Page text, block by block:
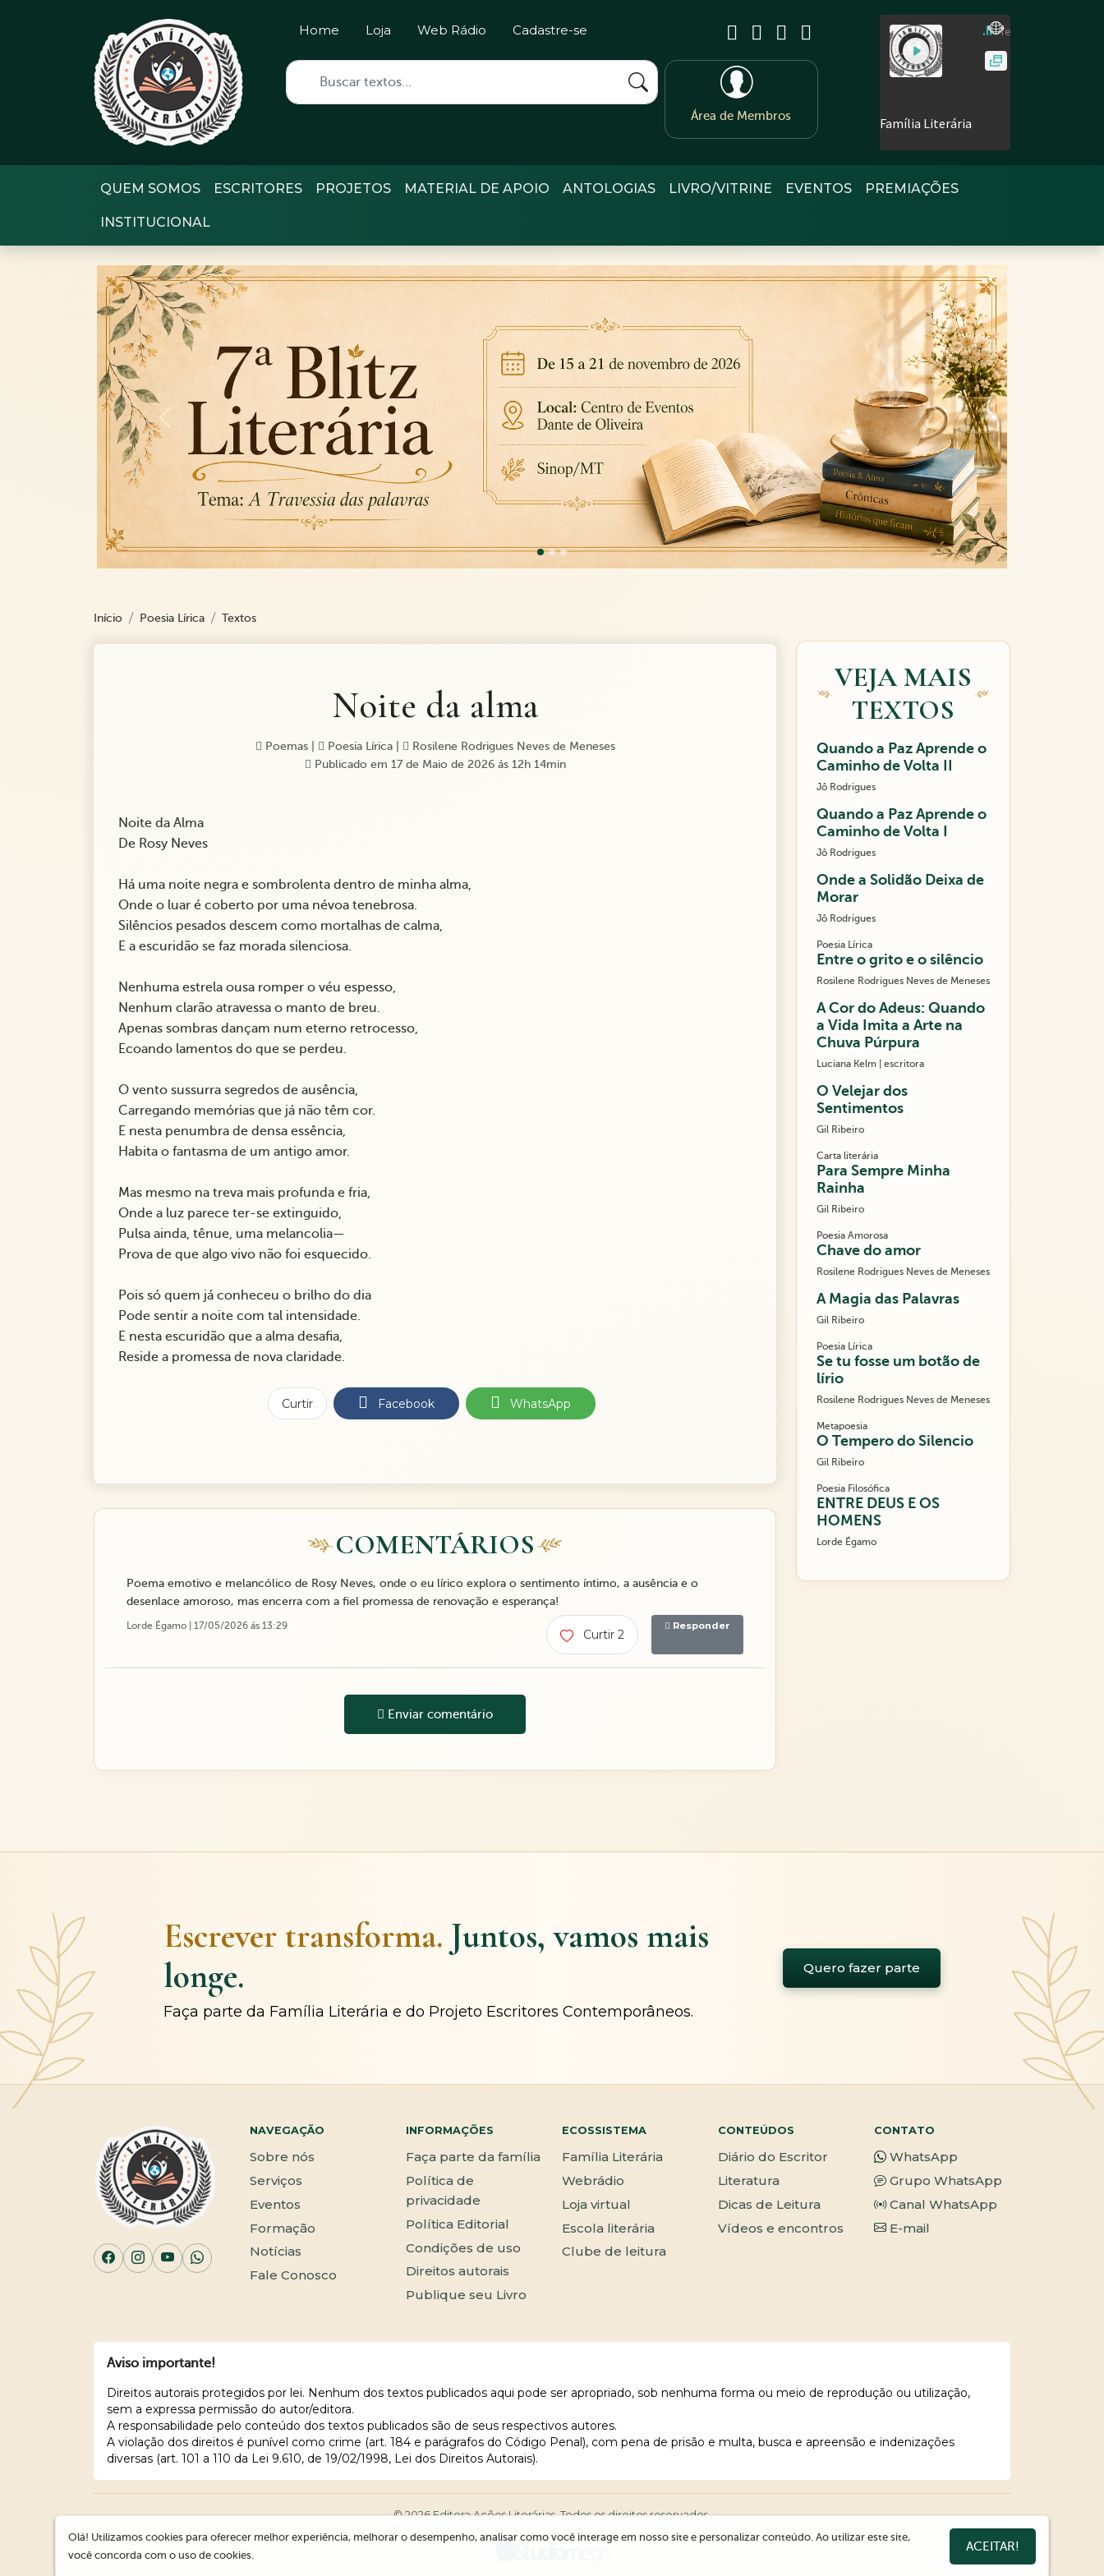
Home Loja Web Rádio Cadastre-se
Área de Membros
QUEM SOMOS ESCRITORES PROJETOS MATERIAL DE APOIO ANTOLOGIAS LIVRO/VITRINE EVENTOS PREMIAÇÕES
INSTITUCIONAL
Previous Next
Início Poesia Lírica Textos
Noite da alma
Poemas| Poesia Lírica
Rosilene Rodrigues Neves de Meneses
Publicado em 17 de Maio de 2026 ás 12h 14min
Noite da Alma
De Rosy Neves
Há uma noite negra e sombrolenta dentro de minha alma,
Onde o luar é coberto por uma névoa tenebrosa.
Silêncios pesados descem como mortalhas de calma,
E a escuridão se faz morada silenciosa.
Nenhuma estrela ousa romper o véu espesso,
Nenhum clarão atravessa o manto de breu.
Apenas sombras dançam num eterno retrocesso,
Ecoando lamentos do que se perdeu.
O vento sussurra segredos de ausência,
Carregando memórias que já não têm cor.
E nesta penumbra de densa essência,
Habita o fantasma de um antigo amor.
Mas mesmo na treva mais profunda e fria,
Onde a luz parece ter-se extinguido,
Pulsa ainda, tênue, uma melancolia—
Prova de que algo vivo não foi esquecido.
Pois só quem já conheceu o brilho do dia
Pode sentir a noite com tal intensidade.
E nesta escuridão que a alma desafia,
Reside a promessa de nova claridade.
Curtir Facebook WhatsApp
COMENTÁRIOS
Poema emotivo e melancólico de Rosy Neves, onde o eu lírico explora o sentimento íntimo, a ausência e o
desenlace amoroso, mas encerra com a fiel promessa de renovação e esperança!
Lorde Égamo | 17/05/2026 ás 13:29
Curtir 2
Responder
Enviar comentário
VEJA MAIS
TEXTOS
Quando a Paz Aprende o
Caminho de Volta II
Jô Rodrigues
Quando a Paz Aprende o
Caminho de Volta I
Jô Rodrigues
Onde a Solidão Deixa de
Morar
Jô Rodrigues
Poesia Lírica
Entre o grito e o silêncio
Rosilene Rodrigues Neves de Meneses
A Cor do Adeus: Quando
a Vida Imita a Arte na
Chuva Púrpura
Luciana Kelm | escritora
O Velejar dos
Sentimentos
Gil Ribeiro
Carta literária
Para Sempre Minha
Rainha
Gil Ribeiro
Poesia Amorosa
Chave do amor
Rosilene Rodrigues Neves de Meneses
A Magia das Palavras
Gil Ribeiro
Poesia Lírica
Se tu fosse um botão de
lírio
Rosilene Rodrigues Neves de Meneses
Metapoesia
O Tempero do Silencio
Gil Ribeiro
Poesia Filosófica
ENTRE DEUS E OS
HOMENS
Lorde Égamo
Escrever transforma. Juntos, vamos mais
longe.
Faça parte da Família Literária e do Projeto Escritores Contemporâneos.
Quero fazer parte
NAVEGAÇÃO
Sobre nós
Serviços
Eventos
Formação
Notícias
Fale Conosco
INFORMAÇÕES
Faça parte da família
Política de
privacidade
Política Editorial
Condições de uso
Direitos autorais
Publique seu Livro
ECOSSISTEMA
Família Literária
Webrádio
Loja virtual
Escola literária
Clube de leitura
CONTEÚDOS
Diário do Escritor
Literatura
Dicas de Leitura
Vídeos e encontros
CONTATO
WhatsApp
Grupo WhatsApp
Canal WhatsApp
E-mail
Aviso importante!
Direitos autorais protegidos por lei. Nenhum dos textos publicados aqui pode ser apropriado, sob nenhuma forma ou meio de reprodução ou utilização,
sem a expressa permissão do autor/editora.
A responsabilidade pelo conteúdo dos textos publicados são de seus respectivos autores.
A violação dos direitos é punível como crime (art. 184 e parágrafos do Código Penal), com pena de prisão e multa, busca e apreensão e indenizações
diversas (art. 101 a 110 da Lei 9.610, de 19/02/1998, Lei dos Direitos Autorais).
© 2026 Editora Ações Literárias. Todos os direitos reservados.
Olá! Utilizamos cookies para oferecer melhor experiência, melhorar o desempenho, analisar como você interage em nosso site e personalizar conteúdo. Ao utilizar este site,
você concorda com o uso de cookies.
ACEITAR!